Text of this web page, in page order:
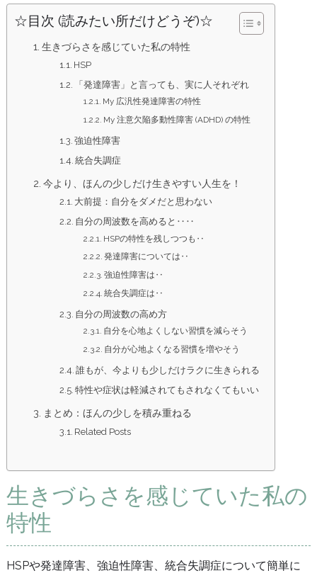
☆目次 (読みたい所だけどうぞ)☆
生きづらさを感じていた私の特性
HSP
「発達障害」と言っても、実に人それぞれ
My 広汎性発達障害の特性
My 注意欠陥多動性障害 (ADHD) の特性
強迫性障害
統合失調症
今より、ほんの少しだけ生きやすい人生を！
大前提：自分をダメだと思わない
自分の周波数を高めると‥‥
HSPの特性を残しつつも‥
発達障害については‥
強迫性障害は‥
統合失調症は‥
自分の周波数の高め方
自分を心地よくしない習慣を減らそう
自分が心地よくなる習慣を増やそう
誰もが、今よりも少しだけラクに生きられる
特性や症状は軽減されてもされなくてもいい
まとめ：ほんの少しを積み重ねる
Related Posts
生きづらさを感じていた私の
特性
HSPや発達障害、強迫性障害、統合失調症について簡単に